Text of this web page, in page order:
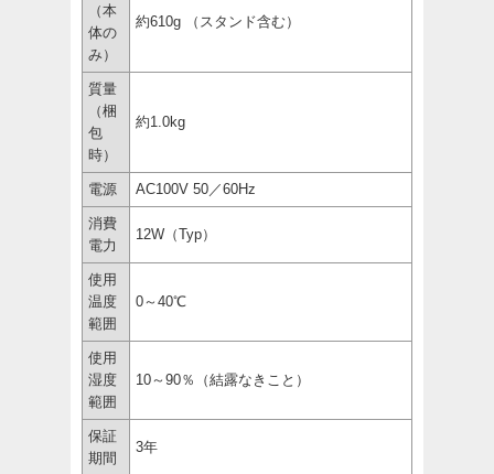
（本
体の
み）
約610g （スタンド含む）
質量
（梱
包
時）
約1.0kg
電源 AC100V 50／60Hz
消費
電力
12W（Typ）
使用
温度
範囲
0～40℃
使用
湿度
範囲
10～90％（結露なきこと）
保証
期間
3年